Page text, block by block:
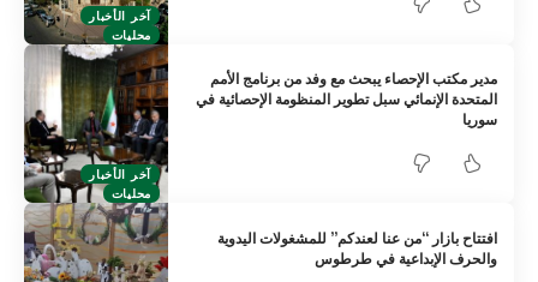
آخر الأخبار
محليات
آخر الأخبار
محليات
مدير مكتب الإحصاء يبحث مع وفد من برنامج الأمم
المتحدة الإنمائي ‏سبل ‏تطوير المنظومة الإحصائية في
سوريا ‏
افتتاح بازار “من عنا لعندكم” للمشغولات اليدوية
والحرف الإبداعية في طرطوس